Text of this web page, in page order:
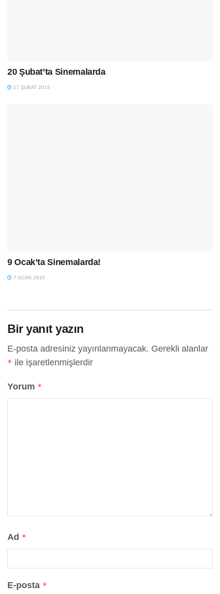
20 Şubat’ta Sinemalarda
17 ŞUBAT 2015
9 Ocak’ta Sinemalarda!
7 OCAK 2015
Bir yanıt yazın
E-posta adresiniz yayınlanmayacak. Gerekli alanlar
* ile işaretlenmişlerdir
Yorum *
Ad *
E-posta *